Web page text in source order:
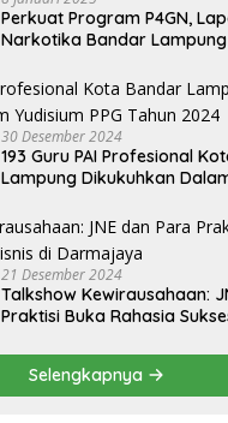
Perkuat Program P4GN,
Narkotika Bandar
Selatan
30 Desember 2024
193 Guru PAI Profesional
Lampung Dikukuhkan
21 Desember 2024
Talkshow Kewirausahaan:
Praktisi Buka Rahasia
Selengkapnya